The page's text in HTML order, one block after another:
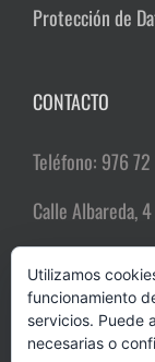
Protección de
CONTACTO
Teléfono: 976
Calle Albareda, 4
Email:
Utilizamos
funcionamiento
servicios. Puede
necesarias o